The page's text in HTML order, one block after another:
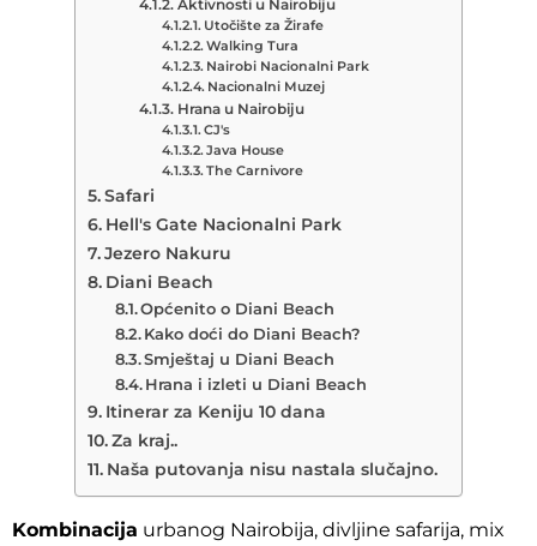
Aktivnosti u Nairobiju
Utočište za Žirafe
Walking Tura
Nairobi Nacionalni Park
Nacionalni Muzej
Hrana u Nairobiju
CJ's
Java House
The Carnivore
Safari
Hell's Gate Nacionalni Park
Jezero Nakuru
Diani Beach
Općenito o Diani Beach
Kako doći do Diani Beach?
Smještaj u Diani Beach
Hrana i izleti u Diani Beach
Itinerar za Keniju 10 dana
Za kraj..
Naša putovanja nisu nastala slučajno.
Kombinacija urbanog Nairobija, divljine safarija, mix